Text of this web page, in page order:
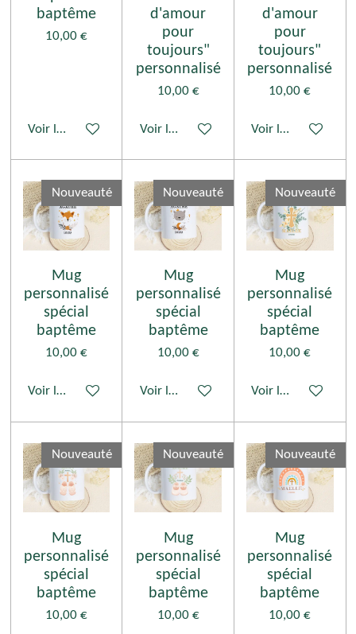
baptême
10,00 €
Voir les détails
d'amour
pour
toujours"
personnalisé
10,00 €
Voir les détails
d'amour
pour
toujours"
personnalisé
10,00 €
Voir les détails
Nouveauté
Mug
personnalisé
spécial
baptême
10,00 €
Voir les détails
Nouveauté
Mug
personnalisé
spécial
baptême
10,00 €
Voir les détails
Nouveauté
Mug
personnalisé
spécial
baptême
10,00 €
Voir les détails
Nouveauté
Mug
personnalisé
spécial
baptême
10,00 €
Nouveauté
Mug
personnalisé
spécial
baptême
10,00 €
Nouveauté
Mug
personnalisé
spécial
baptême
10,00 €